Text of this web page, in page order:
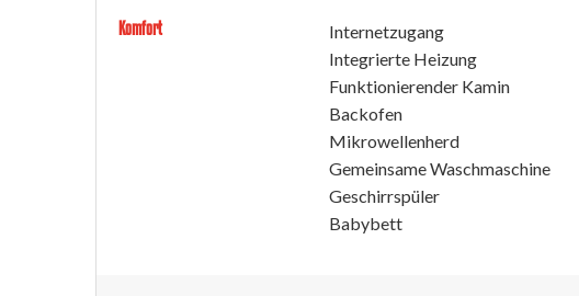
Komfort
Internetzugang
Integrierte Heizung
Funktionierender Kamin
Backofen
Mikrowellenherd
Gemeinsame Waschmaschine
Geschirrspüler
Babybett